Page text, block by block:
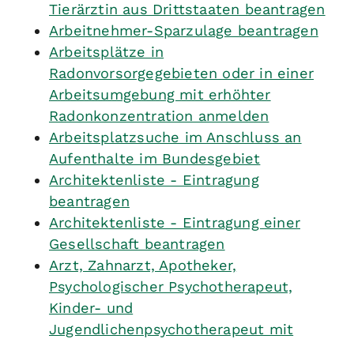
Tierärztin aus Drittstaaten beantragen
Arbeitnehmer-Sparzulage beantragen
Arbeitsplätze in
Radonvorsorgegebieten oder in einer
Arbeitsumgebung mit erhöhter
Radonkonzentration anmelden
Arbeitsplatzsuche im Anschluss an
Aufenthalte im Bundesgebiet
Architektenliste - Eintragung
beantragen
Architektenliste - Eintragung einer
Gesellschaft beantragen
Arzt, Zahnarzt, Apotheker,
Psychologischer Psychotherapeut,
Kinder- und
Jugendlichenpsychotherapeut mit